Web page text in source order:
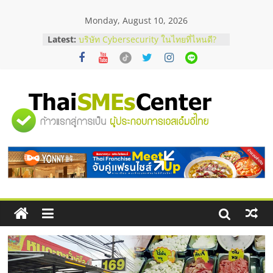
Monday, August 10, 2026
Latest: บริษัท Cybersecurity ในไทยที่ไหนดี?
วิธีเลือกผู้ให้บริการให้คุ้มค่าและตอบ
โจทย์ธุรกิจ
สัมมนาออนไลน์ โอกาสบริหารสถานี
บริการน้ำมัน Shell
สัมมนาลงทุน แฟรนไชส์ยอนนี่
ไชส์ ครั้งที่ 8
ร้านเครื่องเสียงคุณภาพสูง พร้อม
โซลูชันระบบภาพและเสียง
"ศูนย์
รวม
ข้อมูล
ธุรกิจ
SME